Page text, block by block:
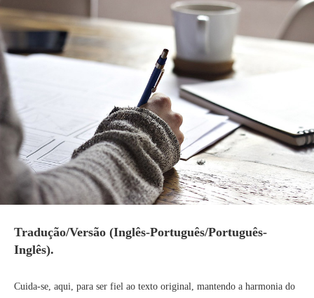
Tradução/Versão (Inglês-Português/Português-
Inglês).
Cuida-se, aqui, para ser fiel ao texto original, mantendo a harmonia do